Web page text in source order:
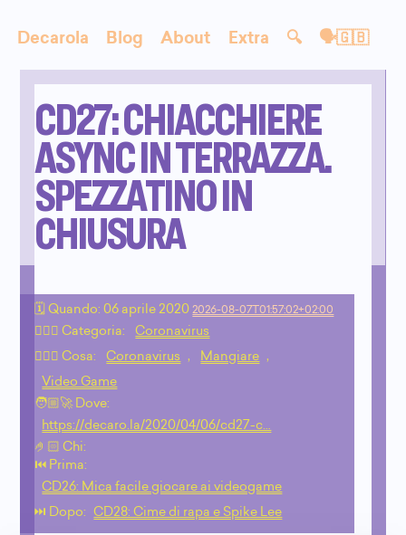
Decarola Blog About Extra 🔍 🗣🇬🇧
CD27: CHIACCHIERE
ASYNC IN TERRAZZA.
SPEZZATINO IN
CHIUSURA
🗓 Quando:06 aprile 2020 2026-08-07T01:57:02+02:00
🙇🏻‍♂️ Categoria:
Coronavirus
💁🏼‍♂️ Cosa:
Coronavirus , Mangiare ,
Video Game
🧑🏼‍🚀 Dove:
https://decaro.la/2020/04/06/cd27-c…
🤌🏻 Chi:
⏮️ Prima:
CD26: Mica facile giocare ai videogame
⏭️ Dopo:
CD28: Cime di rapa e Spike Lee